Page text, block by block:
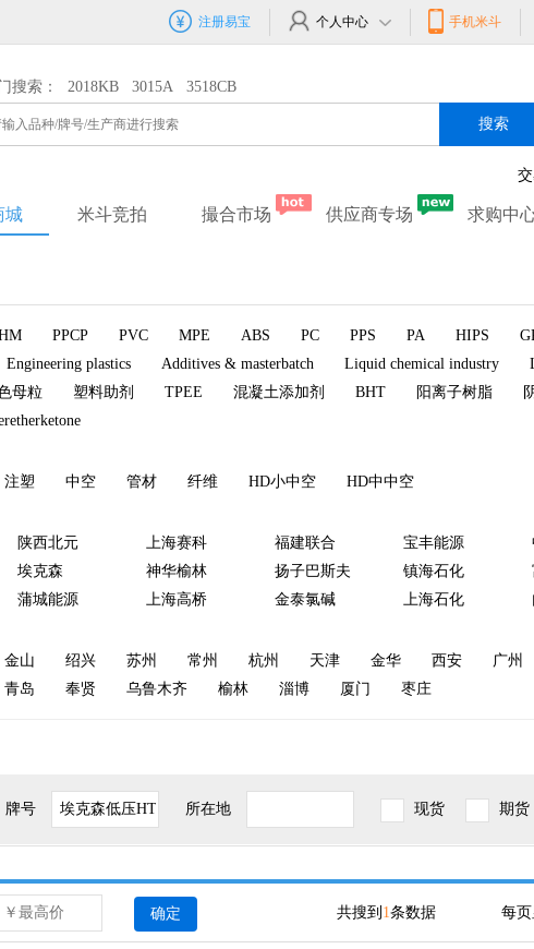
注册易宝 个人中心 手机米斗
搜索： 2018KB 3015A 3518CB
搜索
城 米斗竞拍 撮合市场 供应商专场 求购中
PPCP PVC MPE ABS PC PPS PA HIPS
Engineering plastics Additives & masterbatch Liquid chemical industry
母粒 塑料助剂 TPEE 混凝土添加剂 BHT 阳离子树脂
注塑 中空 管材 纤维 HD小中空 HD中中空
陕西北元 上海赛科 福建联合 宝丰能源
埃克森 神华榆林 扬子巴斯夫 镇海石化
蒲城能源 上海高桥 金泰氯碱 上海石化
金山 绍兴 苏州 常州 杭州 天津 金华 西安 广州
青岛 奉贤 乌鲁木齐 榆林 淄博 厦门 枣庄
牌号 所在地 现货 期货
确定 每
共搜到 1条数据